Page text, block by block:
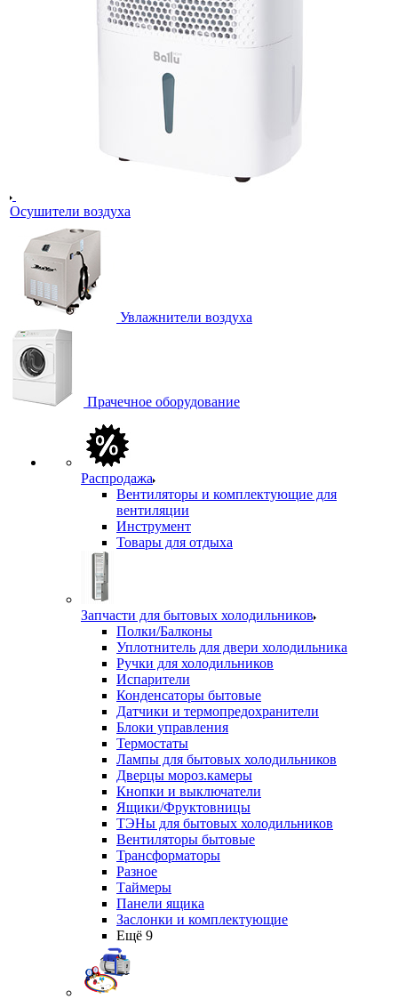
Осушители воздуха
Увлажнители воздуха
Прачечное оборудование
Распродажа
Вентиляторы и комплектующие для
вентиляции
Инструмент
Товары для отдыха
Запчасти для бытовых холодильников
Полки/Балконы
Уплотнитель для двери холодильника
Ручки для холодильников
Испарители
Конденсаторы бытовые
Датчики и термопредохранители
Блоки управления
Термостаты
Лампы для бытовых холодильников
Дверцы мороз.камеры
Кнопки и выключатели
Ящики/Фруктовницы
ТЭНы для бытовых холодильников
Вентиляторы бытовые
Трансформаторы
Разное
Таймеры
Панели ящика
Заслонки и комплектующие
Ещё 9